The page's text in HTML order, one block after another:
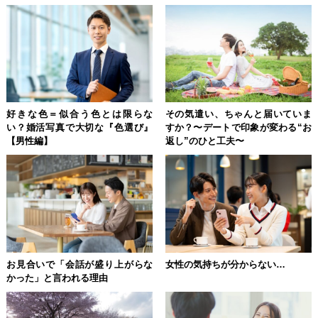
好きな色＝似合う色とは限らな
い？婚活写真で大切な『色選び』
【男性編】
その気遣い、ちゃんと届いていま
すか？〜デートで印象が変わる“お
返し”のひと工夫〜
お見合いで「会話が盛り上がらな
かった」と言われる理由
女性の気持ちが分からない…